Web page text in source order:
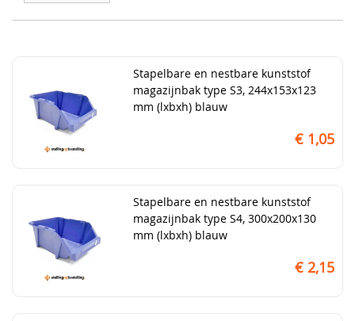
Stapelbare en nestbare kunststof
magazijnbak type S3, 244x153x123
mm (lxbxh) blauw
€ 1,05
Stapelbare en nestbare kunststof
magazijnbak type S4, 300x200x130
mm (lxbxh) blauw
€ 2,15